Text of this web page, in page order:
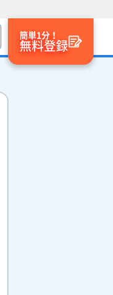
簡単1分！
無料登録